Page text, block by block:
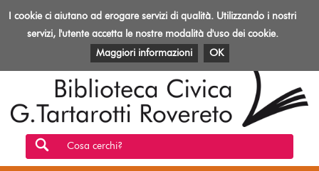
Toggle
Biblioteca
Rovereto
EVENTI E ATTIVITÀ PATRIMONIO E RISORSE
Cosa cerchi?
I cookie ci aiutano ad erogare servizi di qualità. Utilizzando i nostri
servizi, l'utente accetta le nostre modalità d'uso dei cookie.
Maggiori informazioni
OK